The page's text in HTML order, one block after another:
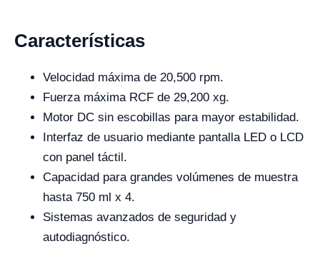
Características
Velocidad máxima de 20,500 rpm.
Fuerza máxima RCF de 29,200 xg.
Motor DC sin escobillas para mayor estabilidad.
Interfaz de usuario mediante pantalla LED o LCD
con panel táctil.
Capacidad para grandes volúmenes de muestra
hasta 750 ml x 4.
Sistemas avanzados de seguridad y
autodiagnóstico.